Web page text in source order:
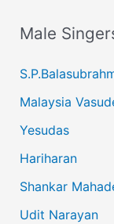
Male
Malaysia
Yesudas
Hariharan
Shankar
Udit Narayan